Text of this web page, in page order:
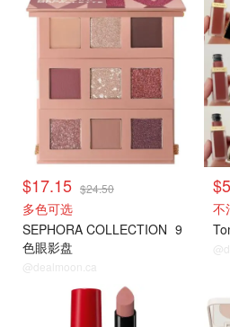
$17.15 $24.50
多色可选
SEPHORA COLLECTION 9
色眼影盘
@dealmoon.ca
不